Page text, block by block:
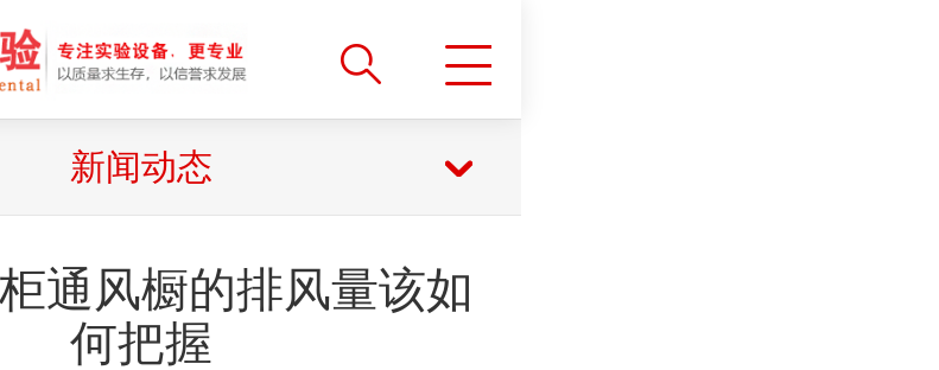
新闻动态
通风橱的排风量该如
何把握